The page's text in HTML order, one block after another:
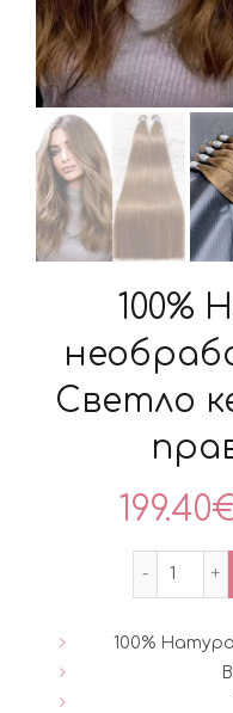
100%
Светло
199.40
100%